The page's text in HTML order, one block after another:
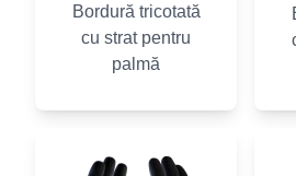
Bordură tricotată
cu strat pentru
palmă